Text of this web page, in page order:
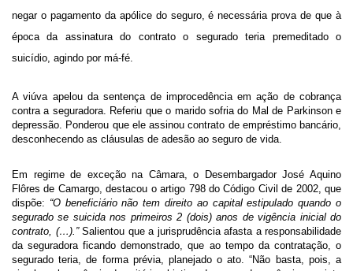
negar o pagamento da apólice do seguro, é necessária prova de que à
época da assinatura do contrato o segurado teria premeditado o
suicídio, agindo por má-fé.
A viúva apelou da sentença de improcedência em ação de cobrança
contra a seguradora. Referiu que o marido sofria do Mal de Parkinson e
depressão. Ponderou que ele assinou contrato de empréstimo bancário,
desconhecendo as cláusulas de adesão ao seguro de vida.
Em regime de exceção na Câmara, o Desembargador José Aquino
Flôres de Camargo, destacou o artigo 798 do Código Civil de 2002, que
dispõe: “O beneficiário não tem direito ao capital estipulado quando o
segurado se suicida nos primeiros 2 (dois) anos de vigência inicial do
contrato, (…).” Salientou que a jurisprudência afasta a responsabilidade
da seguradora ficando demonstrado, que ao tempo da contratação, o
segurado teria, de forma prévia, planejado o ato. “Não basta, pois, a